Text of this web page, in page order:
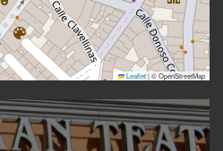
Leaflet|© OpenStreetMap